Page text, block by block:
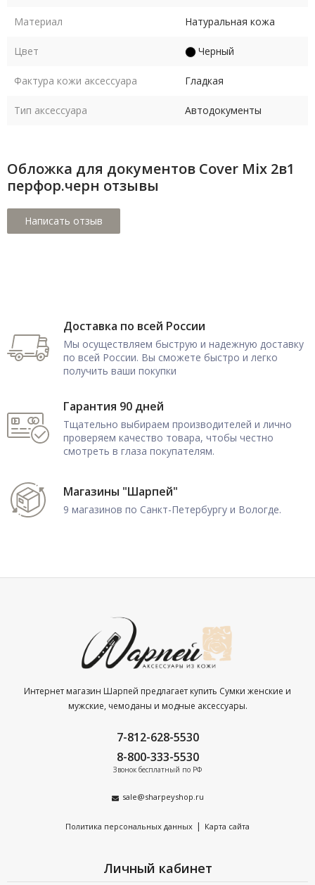
Материал Натуральная кожа
Цвет Черный
Фактура кожи аксессуара Гладкая
Тип аксессуара Автодокументы
Обложка для документов Cover Mix 2в1
перфор.черн отзывы
Доставка по всей России
Мы осуществляем быструю и надежную доставку
по всей России. Вы сможете быстро и легко
получить ваши покупки
Гарантия 90 дней
Тщательно выбираем производителей и лично
проверяем качество товара, чтобы честно
смотреть в глаза покупателям.
Магазины "Шарпей"
9 магазинов по Санкт-Петербургу и Вологде.
Интернет магазин Шарпей предлагает купить Сумки женские и
мужские, чемоданы и модные аксессуары.
7-812-628-5530
8-800-333-5530
Звонок бесплатный по РФ
sale@sharpeyshop.ru
Политика персональных данных | Карта сайта
Личный кабинет